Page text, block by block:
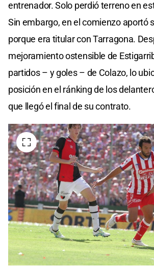
entrenador. Solo perdió terreno en
Sin embargo, en el comienzo aportó
porque era titular con Tarragona.
mejoramiento ostensible de
partidos – y goles – de Colazo, lo
posición en el ránking de los
que llegó el final de su contrato.